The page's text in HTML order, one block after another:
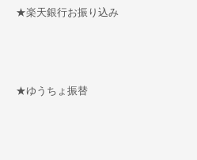
★楽天銀行お振り込み
★ゆうちょ振替